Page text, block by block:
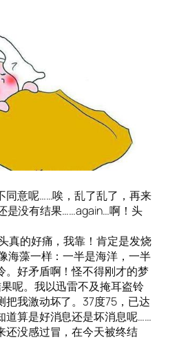
同意呢……唉，乱了乱了，再来
是没有结果……again…啊！头
真的好痛，我靠！肯定是发烧
海藻一样：一半是海洋，一半
。好矛盾啊！怪不得刚才的梦
呢。我以迅雷不及掩耳盗铃
把我激动坏了。37度75，已达
道算是好消息还是坏消息呢……
还没感过冒，在今天被终结